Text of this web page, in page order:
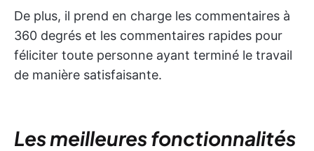
De plus, il prend en charge les commentaires à
360 degrés et les commentaires rapides pour
féliciter toute personne ayant terminé le travail
de manière satisfaisante.
Les meilleures fonctionnalités